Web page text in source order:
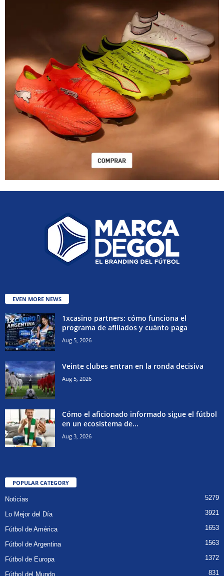
EVEN MORE NEWS
1xcasino partners: cómo funciona el
programa de afiliados y cuánto paga
Aug 5, 2026
Veinte clubes entran en la ronda decisiva
Aug 5, 2026
Cómo el aficionado informado sigue el fútbol
en un ecosistema de...
Aug 3, 2026
POPULAR CATEGORY
Noticias 5279
Lo Mejor del Día 3921
Fútbol de América 1653
Fútbol de Argentina 1563
Fútbol de Europa 1372
Fútbol del Mundo 831